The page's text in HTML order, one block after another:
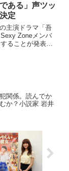
ある」声ツッ
定
主演ドラマ「吾
Zoneメンバ
ることが発表さ
関係。読んでか
か？小説家 岩井